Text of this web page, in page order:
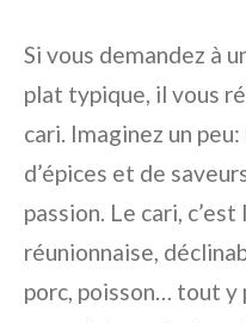
Si vous demandez à
plat typique, il vous
cari. Imaginez un
d’épices et de
passion. Le cari, c’est
réunionnaise,
porc, poisson… tout y